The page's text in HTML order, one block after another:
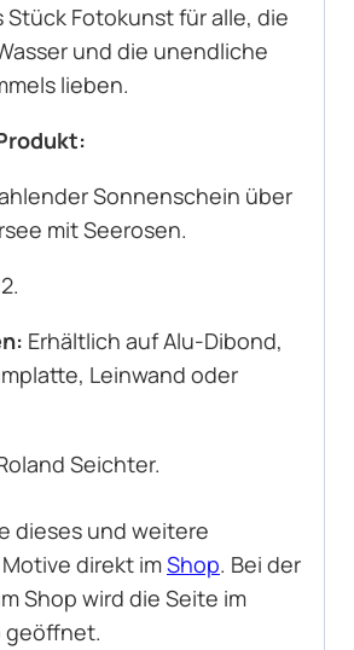
Stück Fotokunst für alle, die
und die unendliche
lieben.
Sonnenschein über
mit Seerosen.
Erhältlich auf Alu-Dibond,
Leinwand oder
Seichter.
dieses und weitere
direkt imShop. Bei der
Shop wird die Seite im
geöffnet.